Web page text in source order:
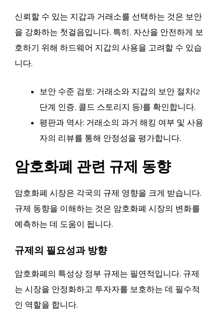
신뢰할 수 있는 지갑과 거래소를 선택하는 것은 보안
을 강화하는 첫걸음입니다. 특히, 자산을 안전하게 보
호하기 위해 하드웨어 지갑의 사용을 고려할 수 있습
니다.
보안 수준 검토: 거래소와 지갑의 보안 절차(2
단계 인증, 콜드 스토리지 등)를 확인합니다.
평판과 역사: 거래소의 과거 해킹 여부 및 사용
자의 리뷰를 통해 안정성을 평가합니다.
암호화폐 관련 규제 동향
암호화폐 시장은 각국의 규제 영향을 크게 받습니다.
규제 동향을 이해하는 것은 암호화폐 시장의 변화를
예측하는 데 도움이 됩니다.
규제의 필요성과 방향
암호화폐의 특성상 정부 규제는 필연적입니다. 규제
는 시장을 안정화하고 투자자를 보호하는 데 필수적
인 역할을 합니다.